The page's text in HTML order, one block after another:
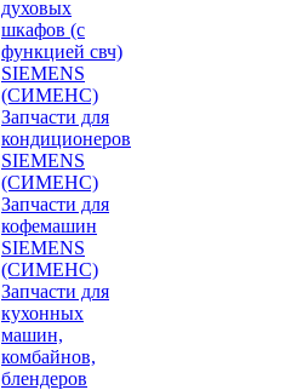
духовых
шкафов (с
функцией свч)
SIEMENS
(СИМЕНС)
Запчасти для
кондиционеров
SIEMENS
(СИМЕНС)
Запчасти для
кофемашин
SIEMENS
(СИМЕНС)
Запчасти для
кухонных
машин,
комбайнов,
блендеров